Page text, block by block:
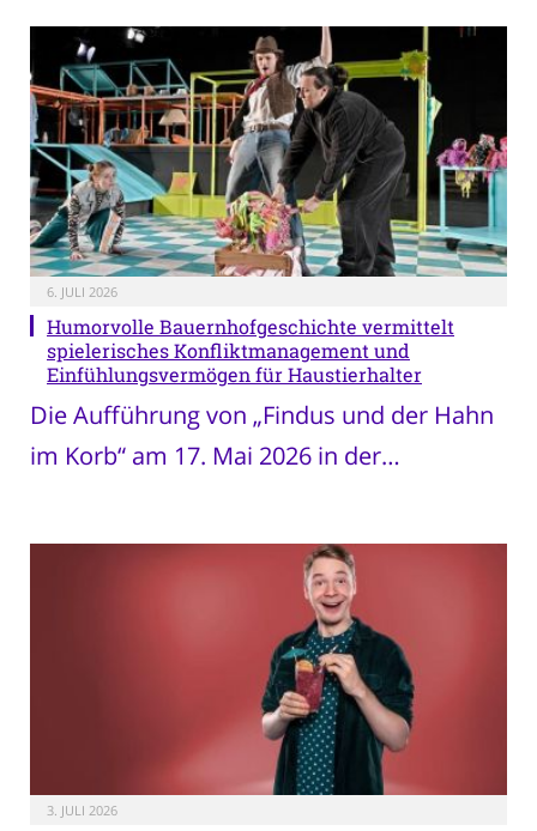
6. JULI 2026
Humorvolle Bauernhofgeschichte vermittelt
spielerisches Konfliktmanagement und
Einfühlungsvermögen für Haustierhalter
Die Aufführung von „Findus und der Hahn
im Korb“ am 17. Mai 2026 in der…
3. JULI 2026